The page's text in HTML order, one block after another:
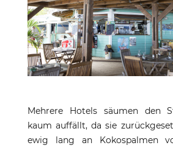
Mehrere Hotels säumen den
kaum auffällt, da sie
ewig lang an Kokospalmen